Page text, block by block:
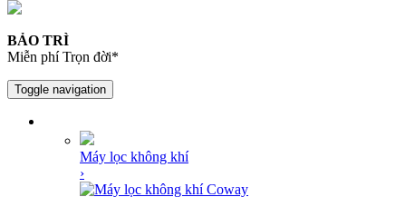
BẢO TRÌ
Miễn phí Trọn đời*
Toggle navigation
Máy lọc không khí
›